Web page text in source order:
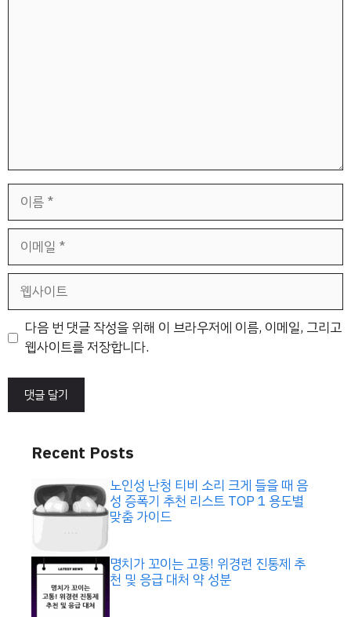
일
트
다음 번 댓글 작성을 위해 이 브라우저에 이름, 이메일, 그리고
웹사이트를 저장합니다.
Recent Posts
노인성 난청 티비 소리 크게 들을 때 음
성 증폭기 추천 리스트 TOP 1 용도별
맞춤 가이드
명치가 꼬이는 고통! 위경련 진통제 추
천 및 응급 대처 약 성분